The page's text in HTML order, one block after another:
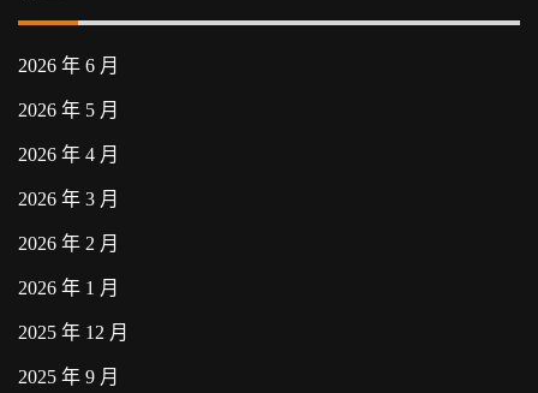
2026 年 6 月
2026 年 5 月
2026 年 4 月
2026 年 3 月
2026 年 2 月
2026 年 1 月
2025 年 12 月
2025 年 9 月